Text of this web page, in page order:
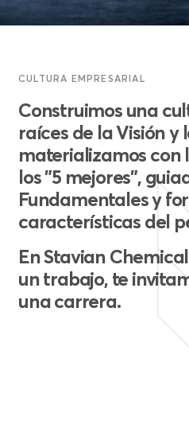
CULTURA EMPRESARIAL
Construimos una
raíces de la Visión y
materializamos con
los "5 mejores",
Fundamentales y
características del
En Stavian
un trabajo, te
una carrera.